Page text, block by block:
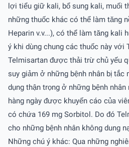
lợi tiểu giữ kali, bổ sung kali, muối
những thuốc khác có thể làm tăng
Heparin v.v...), có thể làm tăng kali
ý khi dùng chung các thuốc này với
Telmisartan được thải trừ chủ yếu
suy giảm ở những bệnh nhân bị tắc
dụng thận trọng ở những bệnh
hàng ngày được khuyến cáo của
có chứa 169 mg Sorbitol. Do đó
cho những bệnh nhân không dung
Những chú ý khác: Qua những